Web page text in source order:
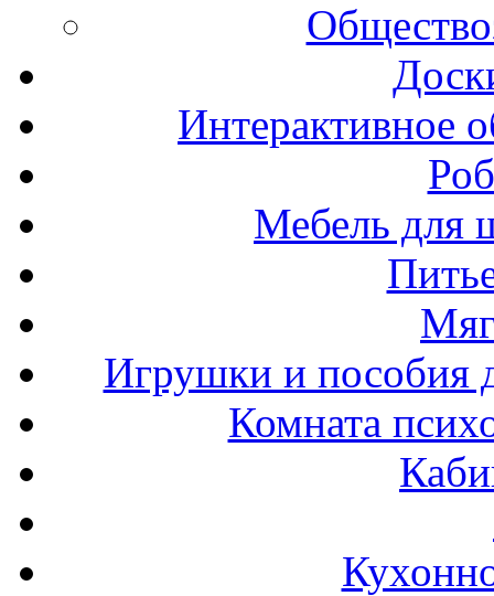
Интерактивное
Мебель для
Игрушки и пособия
Комната